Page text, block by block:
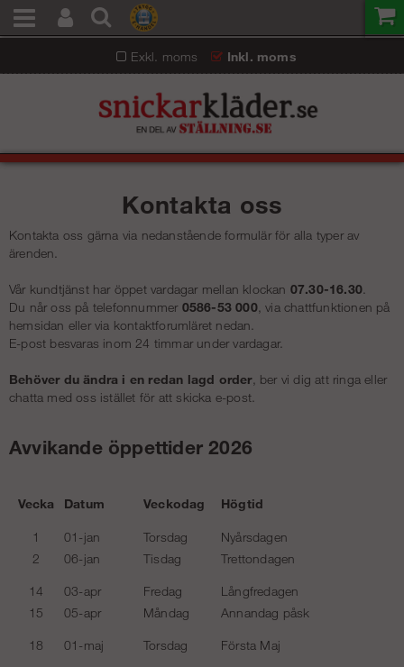
Exkl. moms Inkl. moms
Kontakta oss
Kontakta oss gärna via nedanstående formulär för alla typer av
ärenden.
Vår kundtjänst har öppet vardagar mellan klockan 07.30-16.30
Du når oss på telefonnummer 0586-53 000, via chattfunktionen på
hemsidan eller via kontaktforumläret nedan.
E-post besvaras inom 24 timmar under vardagar.
Behöver du ändra i en redan lagd order, ber vi dig att ringa eller
chatta med oss istället för att skicka e-post.
Avvikande öppettider 2026
Vecka Datum Veckodag Högtid
1 01-jan Torsdag
Nyårsdagen
2
06-jan Tisdag Trettondagen
14 03-apr Fredag
Långfredagen
15
05-apr Måndag Annandag påsk
18 01-maj Torsdag Första Maj